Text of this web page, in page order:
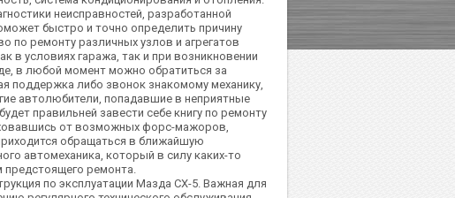
неисправностей, разработанной
быстро и точно определить причину
по ремонту различных узлов и агрегатов
в условиях гаража, так и при возникновении
в любой момент можно обратиться за
поддержка либо звонок знакомому механику,
автолюбители, попадавшие в неприятные
правильней завести себе книгу по ремонту
от возможных форс-мажоров,
обращаться в ближайшую
автомеханика, который в силу каких-то
предстоящего ремонта.
по эксплуатации Мазда СХ-5. Важная для